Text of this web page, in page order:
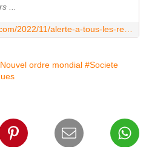
...
ordre mondial #Societe